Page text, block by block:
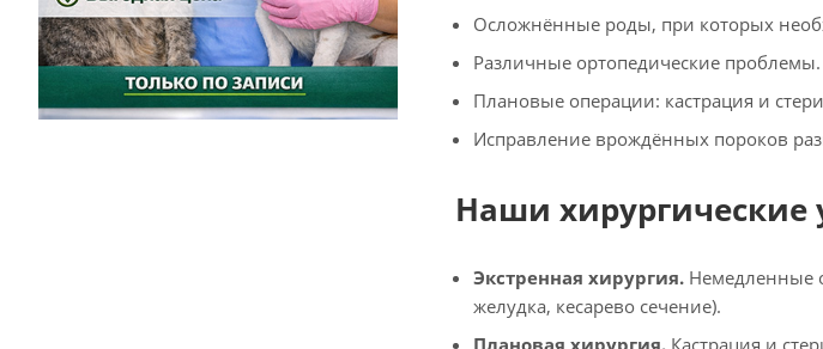
Осложнённые роды, при которых
Различные ортопедические проблемы.
Плановые операции: кастрация и
Исправление врождённых пороков
Наши хирургические
Экстренная хирургия. Немедленные
желудка, кесарево сечение).